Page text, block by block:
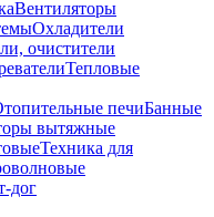
Вентиляторы
Охладители
очистители
Тепловые
печиБанные
вытяжные
Техника для
дог